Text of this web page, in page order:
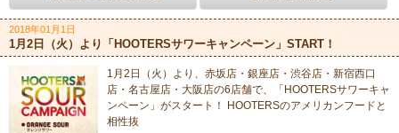
2018年01月1日
1月2日（火）より「HOOTERSサワーキャンペーン」START！
1月2日（火）より、赤坂店・銀座店・渋谷店・新宿西口
店・名古屋店・大阪店の6店舗で、「HOOTERSサワーキャ
ンペーン」がスタート！ HOOTERSのアメリカンフードと
相性抜